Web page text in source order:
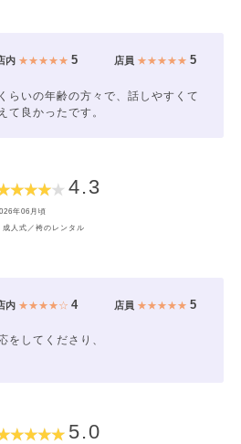
内★★★★★ 5 店員 ★★★★★5
らいの年齢の方々で、話しやすくて
て良かったです。
4.3
年06月頃
成人式／袴のレンタル
内★★★★☆ 4 店員 ★★★★★5
をしてくださり、
5.0